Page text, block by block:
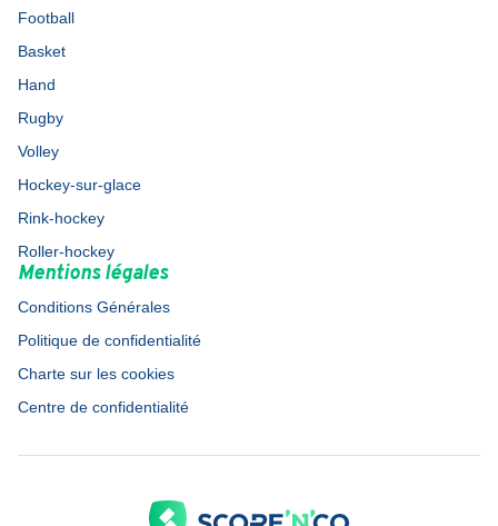
Football
Basket
Hand
Rugby
Volley
Hockey-sur-glace
Rink-hockey
Roller-hockey
Mentions légales
Conditions Générales
Politique de confidentialité
Charte sur les cookies
Centre de confidentialité